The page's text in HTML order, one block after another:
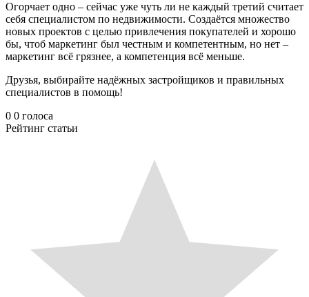
Огорчает одно – сейчас уже чуть ли не каждый третий считает
себя специалистом по недвижимости. Создаётся множество
новых проектов с целью привлечения покупателей и хорошо
бы, чтоб маркетинг был честным и компетентным, но нет –
маркетинг всё грязнее, а компетенция всё меньше.
Друзья, выбирайте надёжных застройщиков и правильных
специалистов в помощь!
0 0 голоса
Рейтинг статьи